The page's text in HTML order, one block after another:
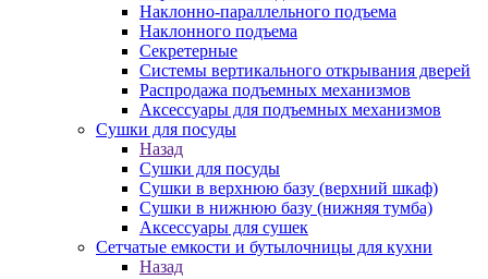
Наклонно-параллельного подъема
Наклонного подъема
Секретерные
Системы вертикального открывания дверей
Распродажа подъемных механизмов
Аксессуары для подъемных механизмов
Сушки для посуды
Назад
Сушки для посуды
Сушки в верхнюю базу (верхний шкаф)
Сушки в нижнюю базу (нижняя тумба)
Аксессуары для сушек
Сетчатые емкости и бутылочницы для кухни
Назад